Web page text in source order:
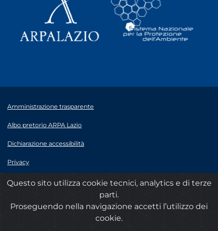
Amministrazione trasparente
Albo pretorio ARPA Lazio
Dichiarazione accessibilità
Privacy
Note legali
© 2020 ARPA Lazio - P.Iva 00915900575
Questo sito utilizza cookie tecnici, analytics e di terze
parti.
Proseguendo nella navigazione accetti l’utilizzo dei
cookie.